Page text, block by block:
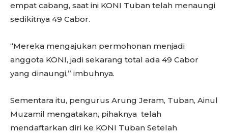
empat cabang, saat ini KONI Tuban telah menaungi
sedikitnya 49 Cabor.
“Mereka mengajukan permohonan menjadi
anggota KONI, jadi sekarang total ada 49 Cabor
yang dinaungi,” imbuhnya.
Sementara itu, pengurus Arung Jeram, Tuban, Ainul
Muzamil mengatakan, pihaknya telah
mendaftarkan diri ke KONI Tuban Setelah